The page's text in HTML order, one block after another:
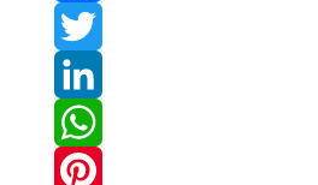
F
a
c
e
T
w
L
W